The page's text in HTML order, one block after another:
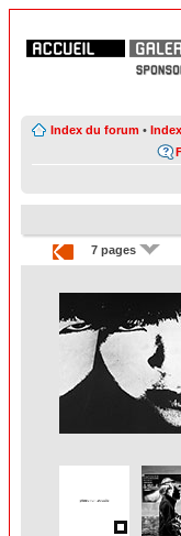
Index du forum •
7 pages